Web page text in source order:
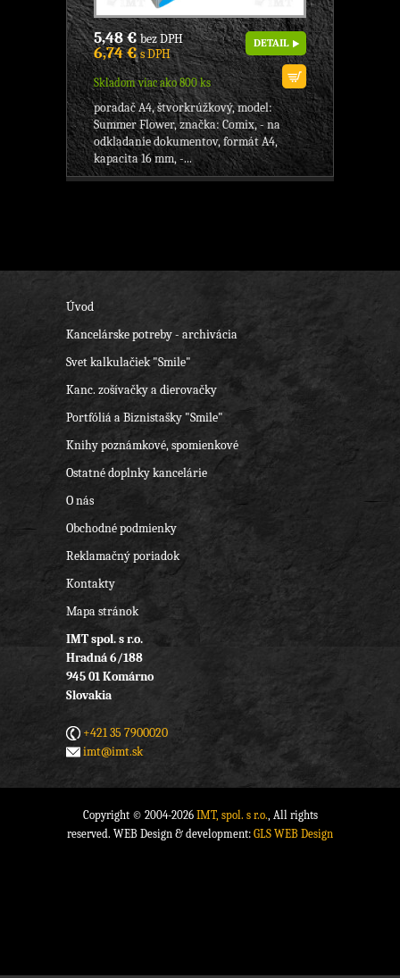
5,48 €bez DPH
6,74 €s DPH
Skladom viac ako 800 ks
DETAIL
poradač A4, štvorkrúžkový, model:
Summer Flower, značka: Comix, - na
odkladanie dokumentov, formát A4,
kapacita 16 mm, -...
Úvod
Kancelárske potreby - archivácia
Svet kalkulačiek "Smile"
Kanc. zošívačky a dierovačky
Portfóliá a Biznistašky "Smile"
Knihy poznámkové, spomienkové
Ostatné doplnky kancelárie
O nás
Obchodné podmienky
Reklamačný poriadok
Kontakty
Mapa stránok
IMT spol. s r.o.
Hradná 6/188
945 01 Komárno
Slovakia
+421 35 7900020
imt@imt.sk
Copyright © 2004-2026 IMT, spol. s r.o., All rights
reserved. WEB Design & development: GLS WEB Design